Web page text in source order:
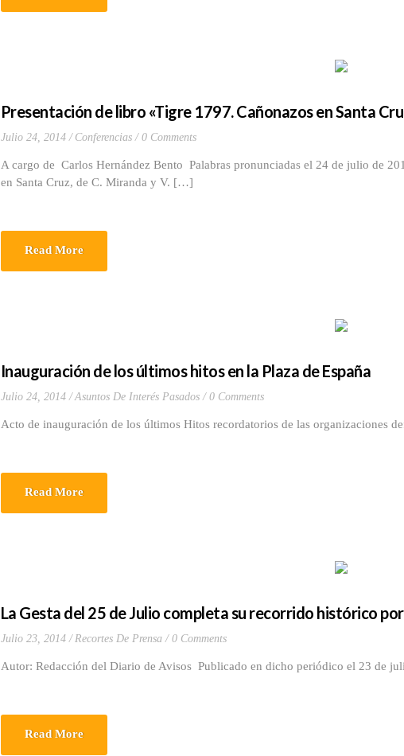
Presentación de libro «Tigre 1797. Cañonazos en Santa
Julio 24, 2014 Conferencias 0 Comments
A cargo de Carlos Hernández Bento Palabras pronunciadas el 24 de julio de
en Santa Cruz, de C. Miranda y V. […]
Read More
Inauguración de los últimos hitos en la Plaza de España
Julio 24, 2014 Asuntos De Interés Pasados 0 Comments
Acto de inauguración de los últimos Hitos recordatorios de las organizaciones
Read More
La Gesta del 25 de Julio completa su recorrido histórico
Julio 23, 2014 Recortes De Prensa 0 Comments
Autor: Redacción del Diario de Avisos Publicado en dicho periódico el 23 de
Read More